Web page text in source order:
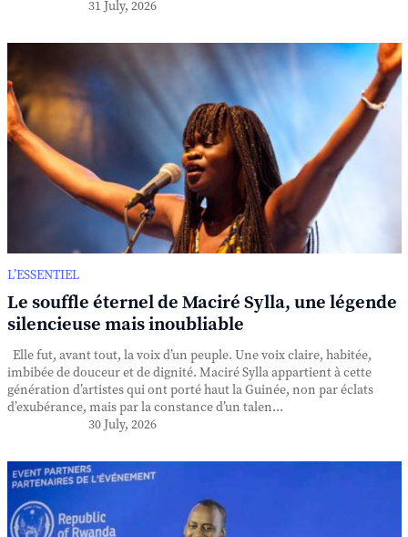
31 July, 2026
L’ESSENTIEL
Le souffle éternel de Maciré Sylla, une légende
silencieuse mais inoubliable
Elle fut, avant tout, la voix d’un peuple. Une voix claire, habitée,
imbibée de douceur et de dignité. Maciré Sylla appartient à cette
génération d’artistes qui ont porté haut la Guinée, non par éclats
d’exubérance, mais par la constance d’un talen...
30 July, 2026